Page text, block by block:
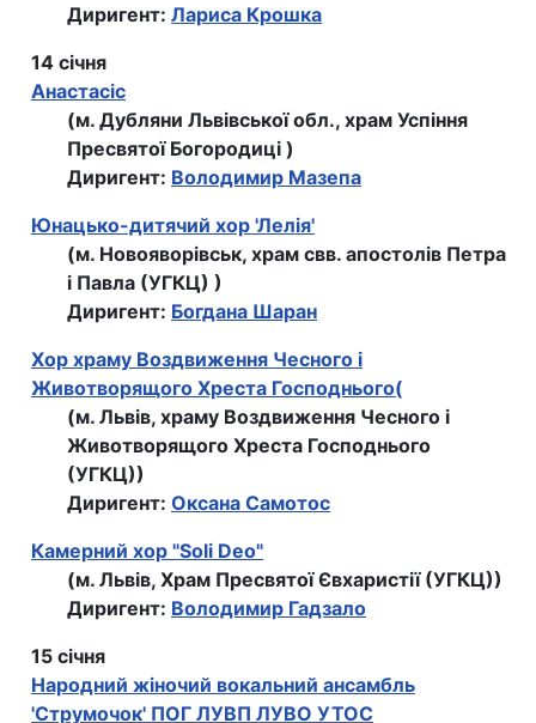
Диригент: Лариса Крошка
14 січня
Анастасiс
(м. Дубляни Львівської обл., храм Успiння
Пресвятої Богородицi )
Диригент: Володимир Мазепа
Юнацько-дитячий хор 'Лелiя'
(м. Новояворівськ, храм свв. апостолiв Петра
i Павла (УГКЦ) )
Диригент: Богдана Шаран
Хор храму Воздвиження Чесного і
Животворящого Хреста Господнього(
(м. Львів, храму Воздвиження Чесного і
Животворящого Хреста Господнього
(УГКЦ))
Диригент: Оксана Самотос
Камерний хор "Soli Deo"
(м. Львів, Храм Пресвятої Євхаристії (УГКЦ))
Диригент: Володимир Гадзало
15 січня
Народний жіночий вокальний ансамбль
'Струмочок' ПОГ ЛУВП ЛУВО УТОС